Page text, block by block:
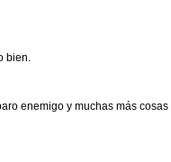
bien.
enemigo y muchas más cosas